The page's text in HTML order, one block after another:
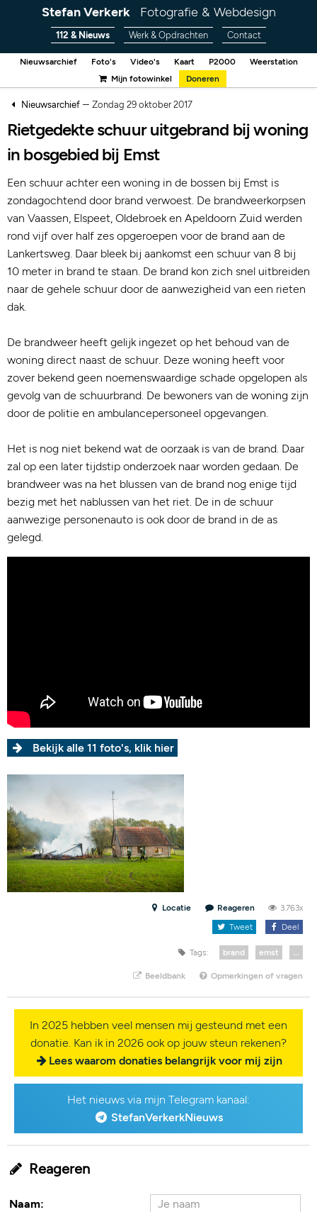
Stefan Verkerk Fotografie & Webdesign
112 & Nieuws Werk & Opdrachten Contact
Nieuwsarchief Foto's Video's Kaart P2000
Weerstation
Mijn fotowinkel
Doneren
Nieuwsarchief– Zondag 29 oktober 2017
Rietgedekte schuur uitgebrand bij woning
in bosgebied bij Emst
Een schuur achter een woning in de bossen bij Emst is
zondagochtend door brand verwoest. De brandweerkorpsen
van Vaassen, Elspeet, Oldebroek en Apeldoorn Zuid werden
rond vijf over half zes opgeroepen voor de brand aan de
Lankertsweg. Daar bleek bij aankomst een schuur van 8 bij
10 meter in brand te staan. De brand kon zich snel uitbreiden
naar de gehele schuur door de aanwezigheid van een rieten
dak.
De brandweer heeft gelijk ingezet op het behoud van de
woning direct naast de schuur. Deze woning heeft voor
zover bekend geen noemenswaardige schade opgelopen als
gevolg van de schuurbrand. De bewoners van de woning zijn
door de politie en ambulancepersoneel opgevangen.
Het is nog niet bekend wat de oorzaak is van de brand. Daar
zal op een later tijdstip onderzoek naar worden gedaan. De
brandweer was na het blussen van de brand nog enige tijd
bezig met het nablussen van het riet. De in de schuur
aanwezige personenauto is ook door de brand in de as
gelegd.
Bekijk alle 11 foto's, klik hier
Locatie Reageren
3.763x
Tweet
Deel
Tags: brand emst ...
Beeldbank Opmerkingen of vragen
In 2025 hebben veel mensen mij gesteund met een
donatie. Kan ik in 2026 ook op jouw steun rekenen?
Lees waarom donaties belangrijk voor mij zijn
Het nieuws via mijn Telegram kanaal:
StefanVerkerkNieuws
Reageren
Naam: